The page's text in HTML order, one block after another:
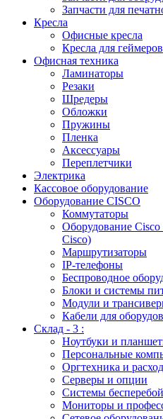
Запчасти для
Кресла
Офисные кресла
Кресла для геймеров
Офисная техника
Ламинаторы
Резаки
Шредеры
Обложки
Пружины
Пленка
Аксессуары
Переплетчики
Электрика
Кассовое оборудование
Оборудование CISCO
Коммутаторы
Оборудование
Cisco)
Маршрутизаторы
IP-телефоны
Беспроводное
Блоки и системы
Модули и
Кабели для
Склад - 3 :
Ноутбуки и
Персональные
Оргтехника и
Серверы и опции
Системы
Мониторы и